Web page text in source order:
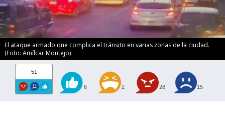
El ataque armado que complica el tránsito en varias zonas de la ciudad.
(Foto: Amílcar Montejo)
51
6 2 28 15